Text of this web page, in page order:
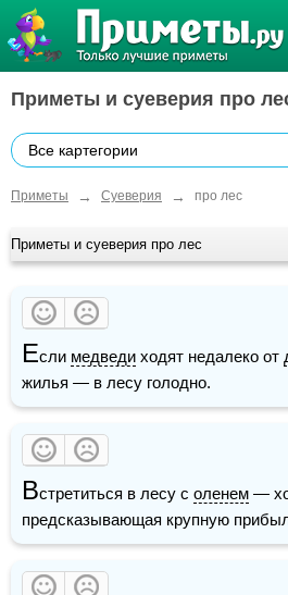
Приметы и суеверия про
Все картегории
Приметы → Суеверия → про лес
Приметы и суеверия про лес
Если медведи ходят недалеко от
жилья — в лесу голодно.
Встретиться в лесу с оленем —
предсказывающая крупную